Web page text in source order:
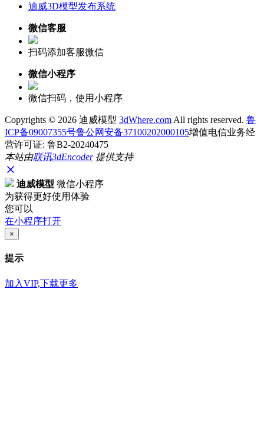
迪威3D模型发布系统
微信客服
扫码添加客服微信
微信小程序
微信扫码，使用小程序
Copyrights © 2026 迪威模型 3dWhere.com All rights reserved. 鲁
ICP备09007355号鲁公网安备37100202000105增值电信业务经
营许可证: 鲁B2-20240475
本站由联讯3dEncoder提供支持
迪威模型 微信小程序
为获得更好使用体验
您可以
在小程序打开
×
提示
加入VIP,下载更多